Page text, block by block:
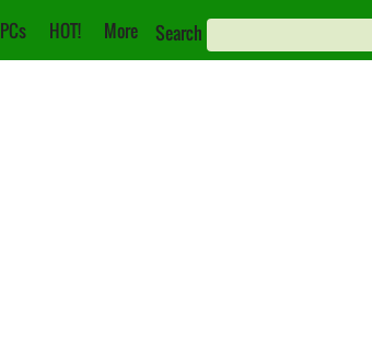
PCs HOT! More Search